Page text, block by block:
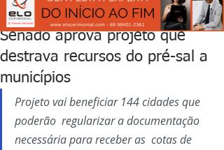
Senado aprova projeto que
destrava recursos do pré-sal a
municípios
Projeto vai beneficiar 144 cidades que
poderão  regularizar a documentação
necessária para receber as  cotas de